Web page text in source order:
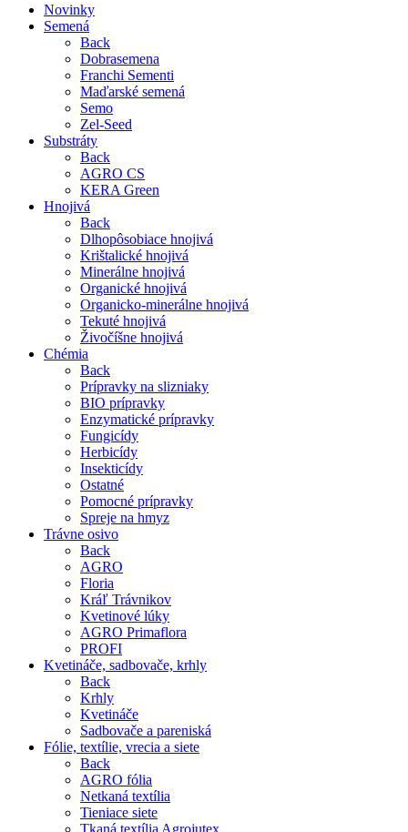
Novinky
Semená
Back
Dobrasemena
Franchi Sementi
Maďarské semená
Semo
Zel-Seed
Substráty
Back
AGRO CS
KERA Green
Hnojivá
Back
Dlhopôsobiace hnojivá
Krištalické hnojivá
Minerálne hnojivá
Organické hnojivá
Organicko-minerálne hnojivá
Tekuté hnojivá
Živočíšne hnojivá
Chémia
Back
Prípravky na slizniaky
BIO prípravky
Enzymatické prípravky
Fungicídy
Herbicídy
Insekticídy
Ostatné
Pomocné prípravky
Spreje na hmyz
Trávne osivo
Back
AGRO
Floria
Kráľ Trávnikov
Kvetinové lúky
AGRO Primaflora
PROFI
Kvetináče, sadbovače, krhly
Back
Krhly
Kvetináče
Sadbovače a pareniská
Fólie, textílie, vrecia a siete
Back
AGRO fólia
Netkaná textília
Tieniace siete
Tkaná textília Agrojutex